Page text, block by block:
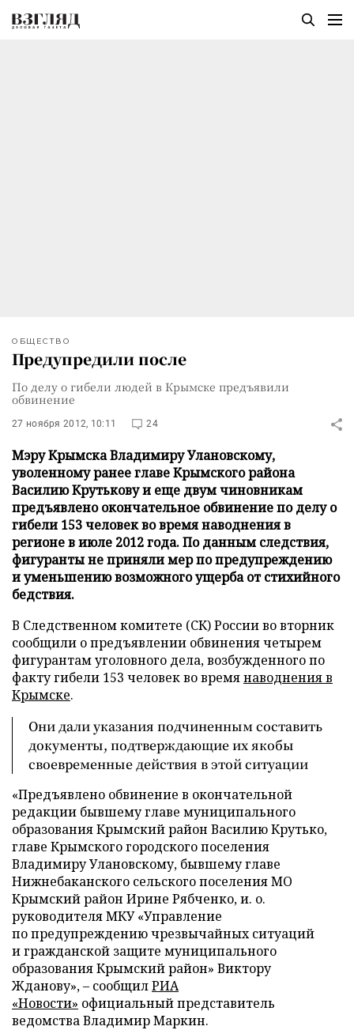
ОБЩЕСТВО
Предупредили после
По делу о гибели людей в Крымске предъявили
обвинение
27 ноября 2012, 10:11 24
Мэру Крымска Владимиру Улановскому,
уволенному ранее главе Крымского района
Василию Крутькову и еще двум чиновникам
предъявлено окончательное обвинение по делу о
гибели 153 человек во время наводнения в
регионе в июле 2012 года. По данным следствия,
фигуранты не приняли мер по предупреждению
и уменьшению возможного ущерба от стихийного
бедствия.
В Следственном комитете (СК) России во вторник
сообщили о предъявлении обвинения четырем
фигурантам уголовного дела, возбужденного по
факту гибели 153 человек во времянаводнения в
Крымске.
Они дали указания подчиненным составить
документы, подтверждающие их якобы
своевременные действия в этой ситуации
«Предъявлено обвинение в окончательной
редакции бывшему главе муниципального
образования Крымский район Василию Крутько,
главе Крымского городского поселения
Владимиру Улановскому, бывшему главе
Нижнебаканского сельского поселения МО
Крымский район Ирине Рябченко, и. о.
руководителя МКУ «Управление
по предупреждению чрезвычайных ситуаций
и гражданской защите муниципального
образования Крымский район» Виктору
Жданову», – сообщилРИА
«Новости» официальный представитель
ведомства Владимир Маркин.